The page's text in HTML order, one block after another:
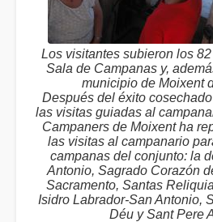
Los visitantes subieron los
Sala de Campanas y,
municipio de Moixent
Después del éxito
las visitas guiadas al
Campaners de Moixent ha
las visitas al campanario
campanas del conjunto: la
Antonio, Sagrado Corazón
Sacramento, Santas
Isidro Labrador-San Antonio,
Déu y Sant Pere